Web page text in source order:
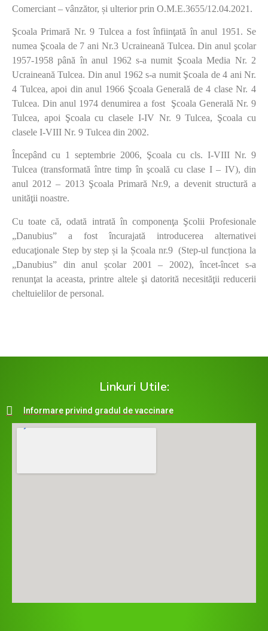
Comerciant – vânzător, și ulterior prin O.M.E.3655/12.04.2021.
Şcoala Primară Nr. 9 Tulcea a fost înfiinţată în anul 1951. Se
numea Şcoala de 7 ani Nr.3 Ucraineană Tulcea. Din anul şcolar
1957-1958 până în anul 1962 s-a numit Şcoala Media Nr. 2
Ucraineană Tulcea. Din anul 1962 s-a numit Şcoala de 4 ani Nr.
4 Tulcea, apoi din anul 1966 Şcoala Generală de 4 clase Nr. 4
Tulcea. Din anul 1974 denumirea a fost Şcoala Generală Nr. 9
Tulcea, apoi Şcoala cu clasele I-IV Nr. 9 Tulcea, Şcoala cu
clasele I-VIII Nr. 9 Tulcea din 2002.
Începând cu 1 septembrie 2006, Şcoala cu cls. I-VIII Nr. 9
Tulcea (transformată între timp în şcoală cu clase I – IV), din
anul 2012 – 2013 Şcoala Primară Nr.9, a devenit structură a
unităţii noastre.
Cu toate că, odată intrată în componenţa Şcolii Profesionale
„Danubius” a fost încurajată introducerea alternativei
educaţionale Step by step și la Școala nr.9 (Step-ul funcționa la
„Danubius” din anul școlar 2001 – 2002), încet-încet s-a
renunţat la aceasta, printre altele şi datorită necesităţii reducerii
cheltuielilor de personal.
Linkuri Utile:
Informare privind gradul de vaccinare